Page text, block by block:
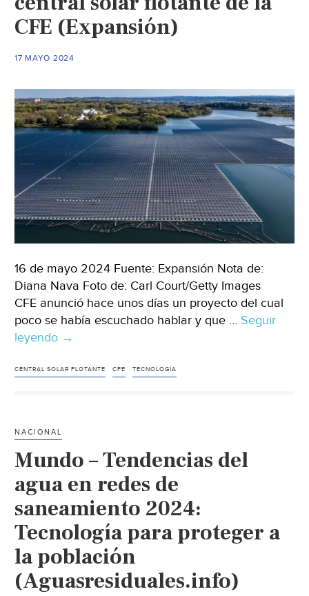
logrado
regresar
que
usa
(Wired)
CFE (Expansión)
17 MAYO 2024
16 de mayo 2024 Fuente: Expansión Nota de:
Diana Nava Foto de: Carl Court/Getty Images
CFE anunció hace unos días un proyecto del cual
poco se había escuchado hablar y que … Seguir
leyendo México
Las
levantan
en
a
la
central
solar
flotante
de
→
CENTRAL SOLAR FLOTANTE CFE TECNOLOGÍA
NACIONAL
Mundo – Tendencias del
agua en redes de
saneamiento 2024:
Tecnología para proteger a
la población
(Aguasresiduales.info)